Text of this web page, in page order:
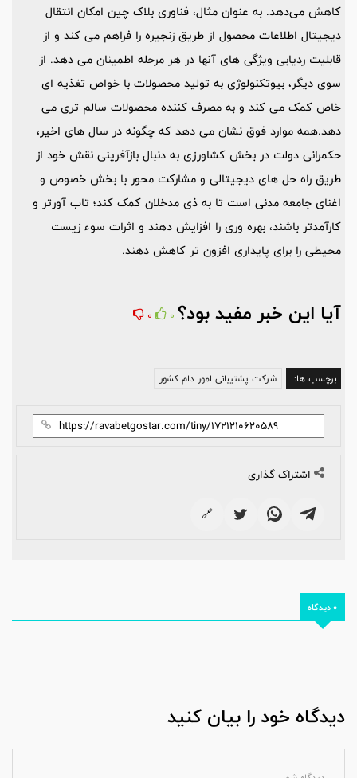
کاهش می‌دهد. به عنوان مثال، فناوری بلاک چین امکان انتقال
دیجیتال اطلاعات محصول از طریق زنجیره را فراهم می کند و از
قابلیت ردیابی ویژگی های آنها در هر مرحله اطمینان می دهد. از
سوی دیگر، بیوتکنولوژی به تولید محصولات با خواص تغذیه ای
خاص کمک می کند و به مصرف کننده محصولات سالم تری می
دهد.همه موارد فوق نشان می دهد که چگونه در سال های اخیر،
حکمرانی دولت در بخش کشاورزی به دنبال بازآفرینی نقش خود از
طریق راه حل های دیجیتالی و مشارکت محور با بخش خصوص و
اغنای جامعه مدنی است تا به ذی مدخلان کمک کند؛ تاب آورتر و
کارآمدتر باشند، بهره وری را افزایش دهند و اثرات سوء زیست
محیطی را برای پایداری افزون تر کاهش دهند.
آیا این خبر مفید بود؟ 0
0
برچسب ها: شرکت پشتیبانی امور دام کشور
اشتراک گذاری
🔗
0 دیدگاه
دیدگاه خود را بیان کنید